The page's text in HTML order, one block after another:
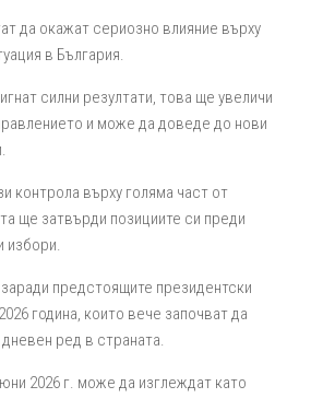
да окажат сериозно влияние върху
в България.
силни резултати, това ще увеличи
и може да доведе до нови
контрола върху голяма част от
ще затвърди позициите си преди
избори.
предстоящите президентски
година, които вече започват да
ред в страната.
2026 г. може да изглеждат като